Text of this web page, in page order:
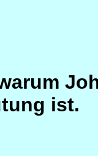
ist.